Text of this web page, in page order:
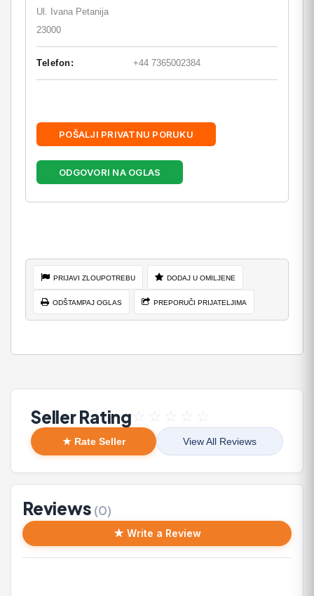
Ul. Ivana Petanija
23000
Telefon: +44 7365002384
POŠALJI PRIVATNU PORUKU
ODGOVORI NA OGLAS
PRIJAVI ZLOUPOTREBU DODAJ U OMILJENE
ODŠTAMPAJ OGLAS PREPORUČI PRIJATELJIMA
Seller Rating ☆ ☆ ☆ ☆ ☆
★ Rate Seller View All Reviews
Reviews (0)
★ Write a Review